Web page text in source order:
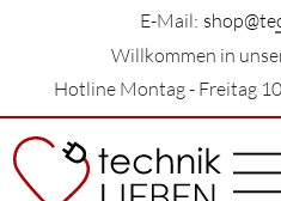
E-Mail:
Willkommen in
Hotline Montag - Freitag